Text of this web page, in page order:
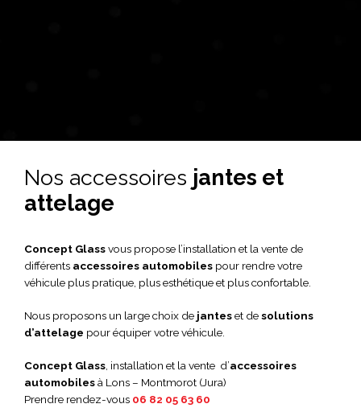
Nos accessoires jantes et
attelage
Concept Glassvous propose l’installation et la vente de
différents accessoires automobiles pour rendre votre
véhicule plus pratique, plus esthétique et plus confortable.
Nous proposons un large choix de janteset desolutions
d’attelage pour équiper votre véhicule.
Concept Glass , installation et la vente d’accessoires
automobilesà Lons – Montmorot (Jura)
Prendre rendez-vous 06 82 05 63 60